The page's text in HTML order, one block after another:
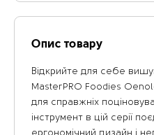
Опис товару
Відкрийте для себе
MasterPRO Foodies
для справжніх
інструмент в цій серії
ергономічний дизайн і